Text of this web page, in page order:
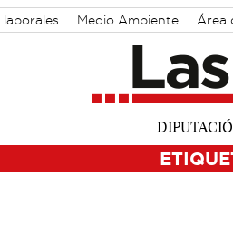
Medio Ambiente Área